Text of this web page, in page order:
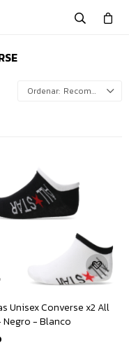
Recomendados
Unisex Converse x2 All
Negro - Blanco